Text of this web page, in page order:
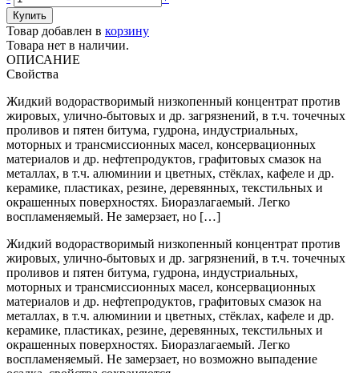
Товар добавлен в корзину
Товара нет в наличии.
ОПИСАНИЕ
Свойства
Жидкий водорастворимый низкопенный концентрат против
жировых, улично-бытовых и др. загрязнений, в т.ч. точечных
проливов и пятен битума, гудрона, индустриальных,
моторных и трансмиссионных масел, консервационных
материалов и др. нефтепродуктов, графитовых смазок на
металлах, в т.ч. алюминии и цветных, стёклах, кафеле и др.
керамике, пластиках, резине, деревянных, текстильных и
окрашенных поверхностях. Биоразлагаемый. Легко
воспламеняемый. Не замерзает, но […]
Жидкий водорастворимый низкопенный концентрат против
жировых, улично-бытовых и др. загрязнений, в т.ч. точечных
проливов и пятен битума, гудрона, индустриальных,
моторных и трансмиссионных масел, консервационных
материалов и др. нефтепродуктов, графитовых смазок на
металлах, в т.ч. алюминии и цветных, стёклах, кафеле и др.
керамике, пластиках, резине, деревянных, текстильных и
окрашенных поверхностях. Биоразлагаемый. Легко
воспламеняемый. Не замерзает, но возможно выпадение